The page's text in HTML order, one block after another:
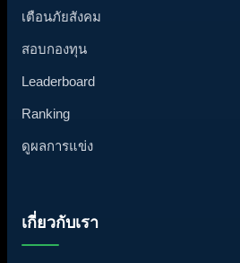
เตือนภัยสังคม
สอบกองทุน
Leaderboard
Ranking
ดูผลการแข่ง
เกี่ยวกับเรา